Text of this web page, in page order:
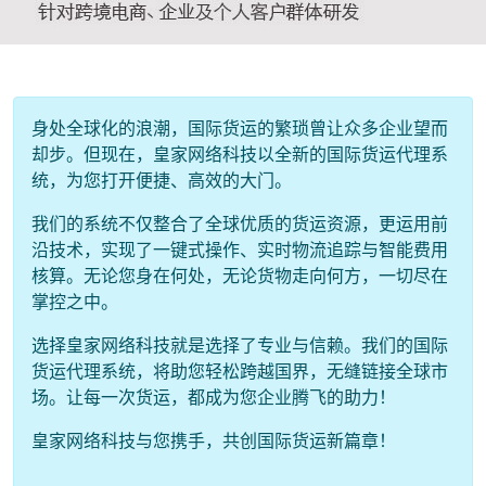
身处全球化的浪潮，国际货运的繁琐曾让众多企业望而
却步。但现在，皇家网络科技以全新的国际货运代理系
统，为您打开便捷、高效的大门。
我们的系统不仅整合了全球优质的货运资源，更运用前
沿技术，实现了一键式操作、实时物流追踪与智能费用
核算。无论您身在何处，无论货物走向何方，一切尽在
掌控之中。
选择皇家网络科技就是选择了专业与信赖。我们的国际
货运代理系统，将助您轻松跨越国界，无缝链接全球市
场。让每一次货运，都成为您企业腾飞的助力！
皇家网络科技与您携手，共创国际货运新篇章！